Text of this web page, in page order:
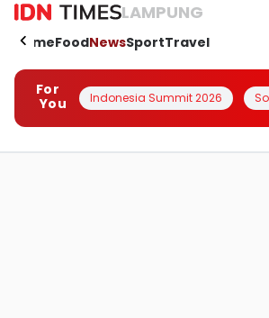
LAMPUNG
HomeFoodNewsSportTravel
For
You
Indonesia Summit 2026